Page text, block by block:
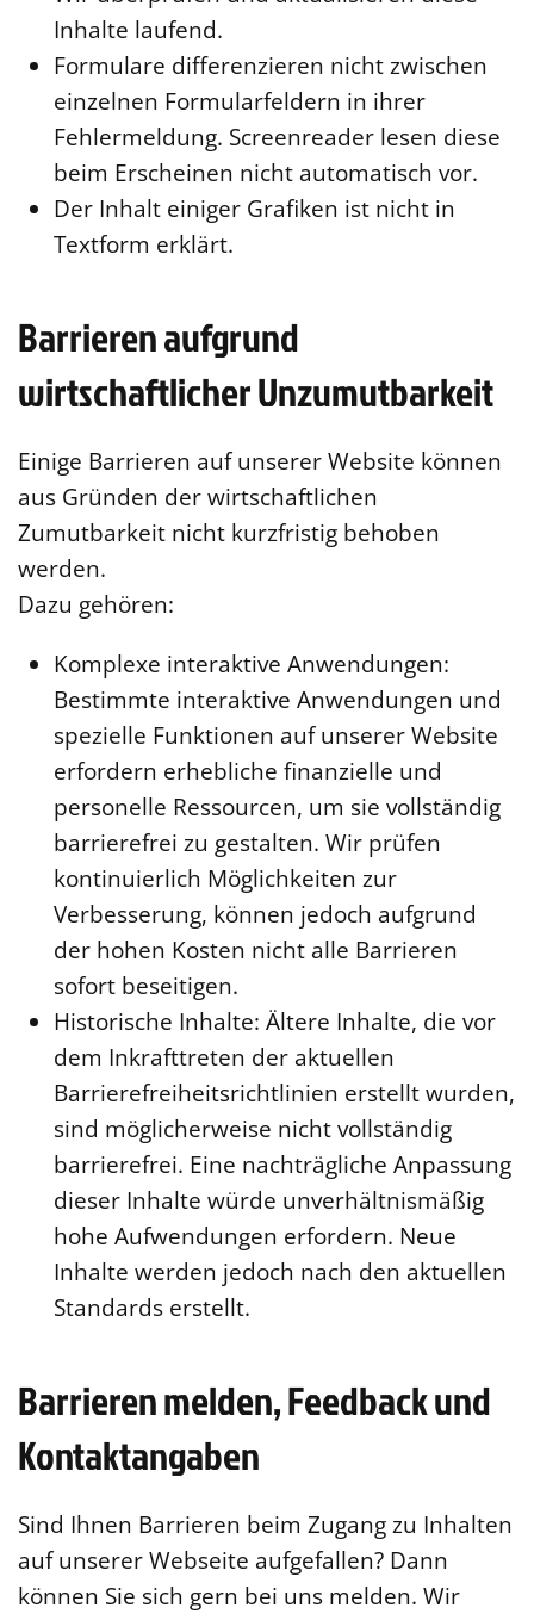
Inhalte laufend.
Formulare differenzieren nicht zwischen
einzelnen Formularfeldern in ihrer
Fehlermeldung. Screenreader lesen diese
beim Erscheinen nicht automatisch vor.
Der Inhalt einiger Grafiken ist nicht in
Textform erklärt.
Barrieren aufgrund
wirtschaftlicher Unzumutbarkeit
Einige Barrieren auf unserer Website können
aus Gründen der wirtschaftlichen
Zumutbarkeit nicht kurzfristig behoben
werden.
Dazu gehören:
Komplexe interaktive Anwendungen:
Bestimmte interaktive Anwendungen und
spezielle Funktionen auf unserer Website
erfordern erhebliche finanzielle und
personelle Ressourcen, um sie vollständig
barrierefrei zu gestalten. Wir prüfen
kontinuierlich Möglichkeiten zur
Verbesserung, können jedoch aufgrund
der hohen Kosten nicht alle Barrieren
sofort beseitigen.
Historische Inhalte: Ältere Inhalte, die vor
dem Inkrafttreten der aktuellen
Barrierefreiheitsrichtlinien erstellt wurden,
sind möglicherweise nicht vollständig
barrierefrei. Eine nachträgliche Anpassung
dieser Inhalte würde unverhältnismäßig
hohe Aufwendungen erfordern. Neue
Inhalte werden jedoch nach den aktuellen
Standards erstellt.
Barrieren melden, Feedback und
Kontaktangaben
Sind Ihnen Barrieren beim Zugang zu Inhalten
auf unserer Webseite aufgefallen? Dann
können Sie sich gern bei uns melden. Wir